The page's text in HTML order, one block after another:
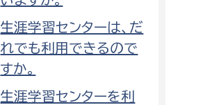
生涯学習センターは、だ
れでも利用できるので
すか。
生涯学習センターを利